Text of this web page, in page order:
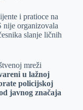
i pratioce na
nije organizovala
slanje ličnih
mreži
u lažnoj
policijskoj
javnog značaja